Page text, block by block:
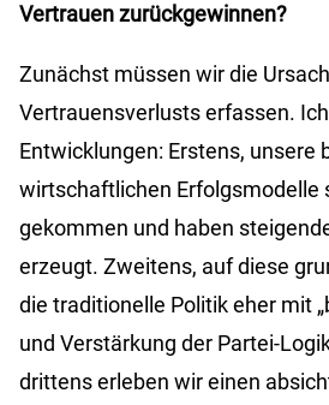
Vertrauen zurückgewinnen?
Zunächst müssen wir die
Vertrauensverlusts erfassen.
Entwicklungen: Erstens, unsere
wirtschaftlichen Erfolgsmodelle
gekommen und haben
erzeugt. Zweitens, auf diese
die traditionelle Politik eher mit
und Verstärkung der Partei-
drittens erleben wir einen